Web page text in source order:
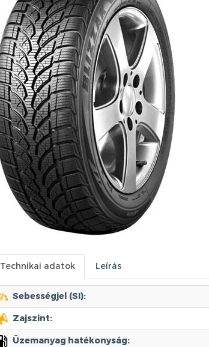
Technikai adatok Leírás
Sebességjel (SI):
Zajszint:
Üzemanyag hatékonyság: